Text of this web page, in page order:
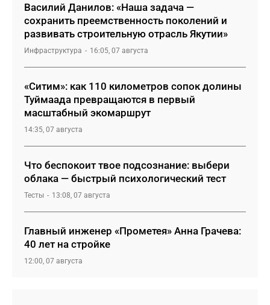
Василий Данилов: «Наша задача —
сохранить преемственность поколений и
развивать строительную отрасль Якутии»
Инфраструктура 16:05, 07 августа
«Ситим»: как 110 километров сопок долины
Туймаада превращаются в первый
масштабный экомаршрут
14:35, 07 августа
Что беспокоит твое подсознание: выбери
облака — быстрый психологический тест
Тесты 13:08, 07 августа
Главный инженер «Прометея» Анна Грачева:
40 лет на стройке
12:00, 07 августа